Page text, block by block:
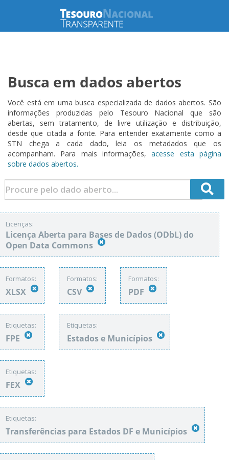
Busca em dados abertos
Você está em uma busca especializada de dados abertos. São
informações produzidas pelo Tesouro Nacional que são
abertas, sem tratamento, de livre utilização e distribuição,
desde que citada a fonte. Para entender exatamente como a
STN chega a cada dado, leia os metadados que os
acompanham. Para mais informações,acesse esta página
sobre dados abertos.
Licenças:
Licença Aberta para Bases de Dados (ODbL) do
Open Data Commons
Formatos:
XLSX
Formatos:
CSV
Formatos:
PDF
Etiquetas:
FPE
Etiquetas:
Estados e Municípios
Etiquetas:
FEX
Etiquetas:
Transferências para Estados DF e Municípios